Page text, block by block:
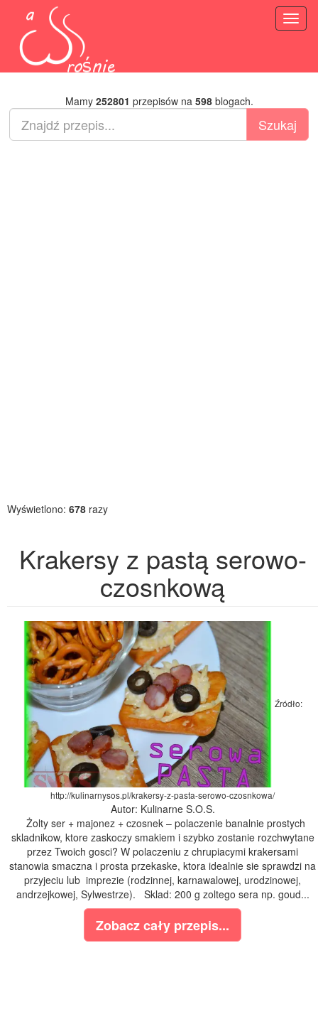
Mamy 252801 przepisów na 598blogach.
Wyświetlono: 678 razy
Krakersy z pastą serowo-
czosnkową
Źródło:
http://kulinarnysos.pl/krakersy-z-pasta-serowo-czosnkowa/
Autor: Kulinarne S.O.S.
Żolty ser + majonez + czosnek – polaczenie banalnie prostych
skladnikow, ktore zaskoczy smakiem i szybko zostanie rozchwytane
przez Twoich gosci? W polaczeniu z chrupiacymi krakersami
stanowia smaczna i prosta przekaske, ktora idealnie sie sprawdzi na
przyjeciu lub imprezie (rodzinnej, karnawalowej, urodzinowej,
andrzejkowej, Sylwestrze). Sklad: 200 g zoltego sera np. goud...
Zobacz cały przepis...